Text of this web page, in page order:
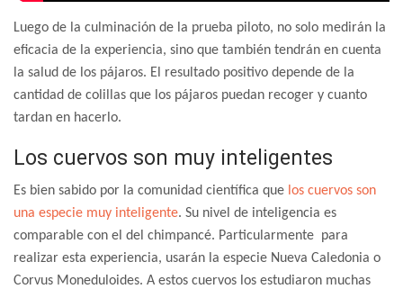
Luego de la culminación de la prueba piloto, no solo medirán la
eficacia de la experiencia, sino que también tendrán en cuenta
la salud de los pájaros. El resultado positivo depende de la
cantidad de colillas que los pájaros puedan recoger y cuanto
tardan en hacerlo.
Los cuervos son muy inteligentes
Es bien sabido por la comunidad científica que los cuervos son
una especie muy inteligente. Su nivel de inteligencia es
comparable con el del chimpancé. Particularmente para
realizar esta experiencia, usarán la especie Nueva Caledonia o
Corvus Moneduloides. A estos cuervos los estudiaron muchas